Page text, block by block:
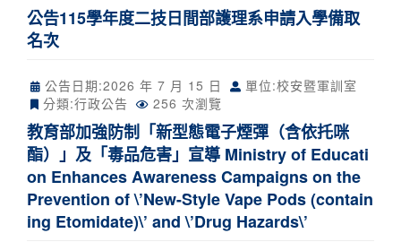
公告115學年度二技日間部護理系申請入學備取
名次
公告日期:2026 年 7 月 15 日
單位:校安暨軍訓室
分類:行政公告 256 次瀏覽
教育部加強防制「新型態電子煙彈（含依托咪
酯）」及「毒品危害」宣導 Ministry of Educati
on Enhances Awareness Campaigns on the
Prevention of \’New-Style Vape Pods (contain
ing Etomidate)\’ and \’Drug Hazards\’